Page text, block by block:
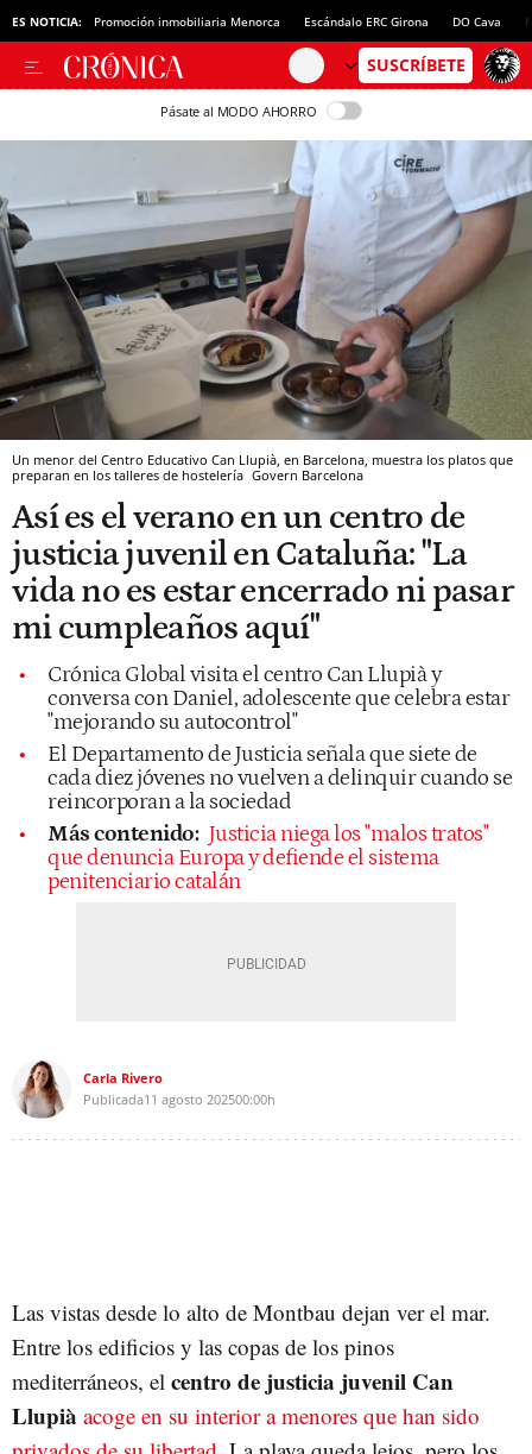
ES NOTICIA: Promoción inmobiliaria Menorca Escándalo ERC Girona DO Cava
Pásate al MODO AHORRO
Un menor del Centro Educativo Can Llupià, en Barcelona, muestra los platos que
preparan en los talleres de hostelería Govern Barcelona
Así es el verano en un centro de
justicia juvenil en Cataluña: "La
vida no es estar encerrado ni pasar
mi cumpleaños aquí"
Crónica Global visita el centro Can Llupià y
conversa con Daniel, adolescente que celebra estar
"mejorando su autocontrol"
El Departamento de Justicia señala que siete de
cada diez jóvenes no vuelven a delinquir cuando se
reincorporan a la sociedad
Más contenido: Justicia niega los "malos tratos"
que denuncia Europa y defiende el sistema
penitenciario catalán
Carla Rivero
Publicada11 agosto 202500:00h
Las vistas desde lo alto de Montbau dejan ver el mar.
Entre los edificios y las copas de los pinos
mediterráneos, el centro de justicia juvenil Can
Llupià acoge en su interior a menores que han sido